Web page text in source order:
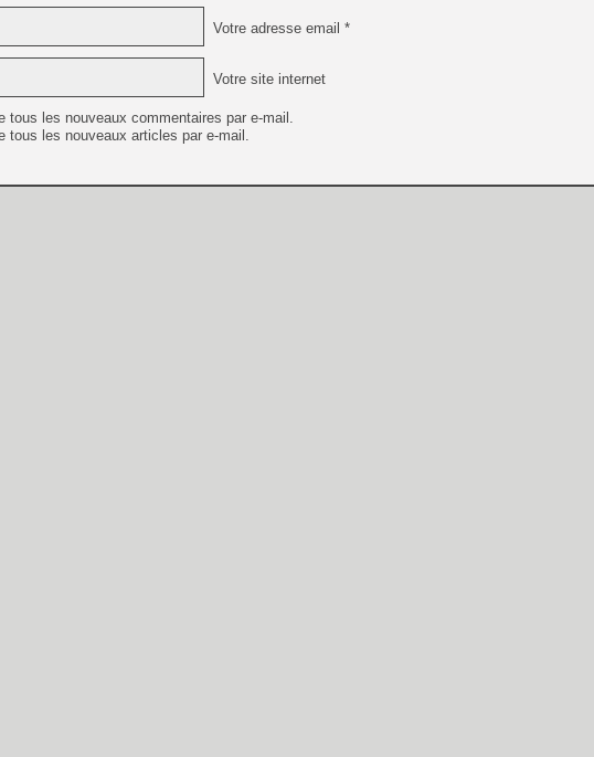
[LS] [Switch] NSZ 5.0.0
[GK] No More Room in
[GK] Un chatbot Atelier
Votre adresse email *
Votre site internet
tous les nouveaux commentaires par e-mail.
tous les nouveaux articles par e-mail.